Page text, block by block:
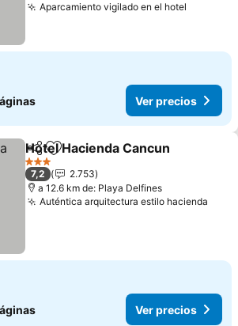
Aparcamiento vigilado en el hotel
Ver precios
CompartirAgregar a favoritos
Hotel Hacienda Cancun
3 Estrellas
7,2
2.753
a 12.6 km de: Playa Delfines
Auténtica arquitectura estilo hacienda
Ver precios